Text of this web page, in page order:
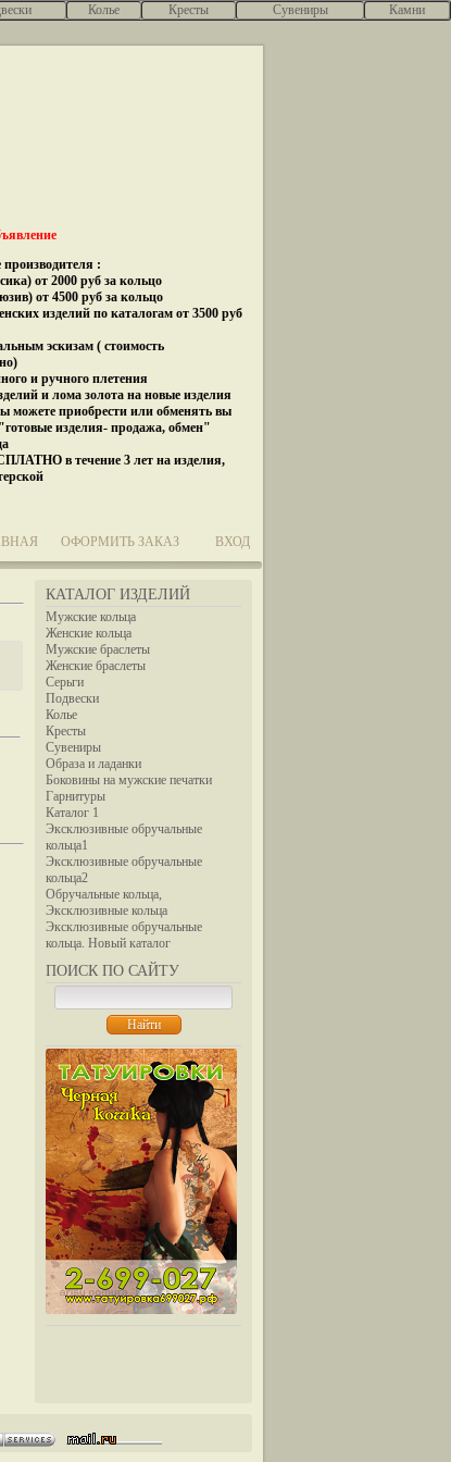
Колье Кресты Сувениры Камни
производителя :
от 2000 руб за кольцо
от 4500 руб за кольцо
изделий по каталогам от 3500 руб
эскизам ( стоимость
и ручного плетения
и лома золота на новые изделия
можете приобрести или обменять вы
изделия- продажа, обмен"
в течение 3 лет на изделия,
ОФОРМИТЬ ЗАКАЗ ВХОД
КАТАЛОГ ИЗДЕЛИЙ
Мужские кольца
Женские кольца
Мужские браслеты
Женские браслеты
Серьги
Подвески
Колье
Кресты
Сувениры
Образа и ладанки
Боковины на мужские печатки
Гарнитуры
Каталог 1
Эксклюзивные обручальные
кольца1
Эксклюзивные обручальные
кольца2
Обручальные кольца,
Эксклюзивные кольца
Эксклюзивные обручальные
кольца. Новый каталог
ПОИСК ПО САЙТУ